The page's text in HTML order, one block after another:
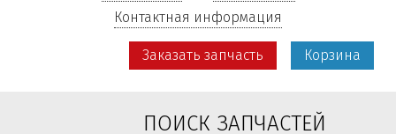
Контактная информация
Заказать запчасть Корзина
ПОИСК ЗАПЧАСТЕЙ